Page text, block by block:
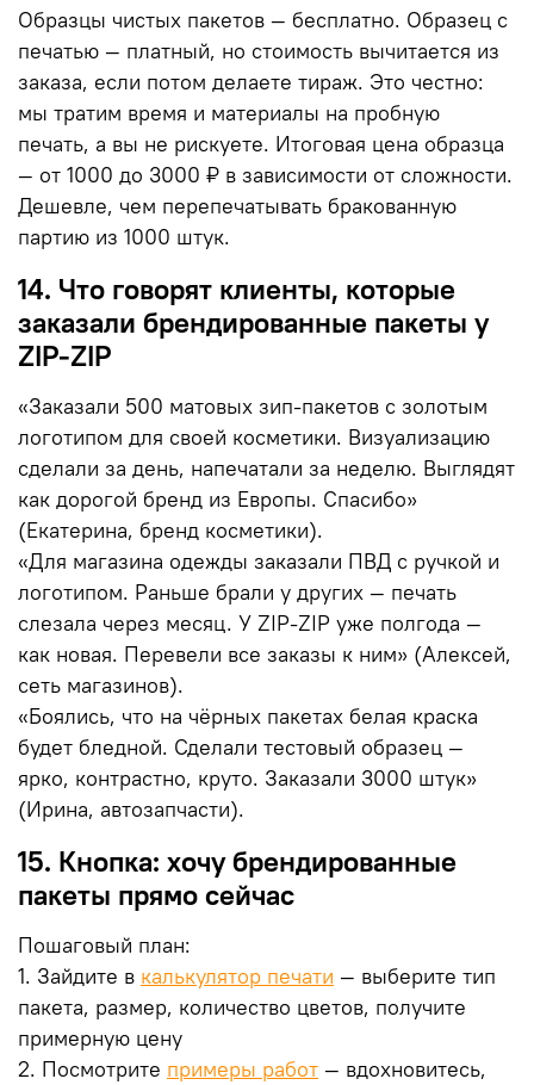
Образцы чистых пакетов — бесплатно. Образец с
печатью — платный, но стоимость вычитается из
заказа, если потом делаете тираж. Это честно:
мы тратим время и материалы на пробную
печать, а вы не рискуете. Итоговая цена образца
— от 1000 до 3000 ₽ в зависимости от сложности.
Дешевле, чем перепечатывать бракованную
партию из 1000 штук.
14. Что говорят клиенты, которые
заказали брендированные пакеты у
ZIP-ZIP
«Заказали 500 матовых зип-пакетов с золотым
логотипом для своей косметики. Визуализацию
сделали за день, напечатали за неделю. Выглядят
как дорогой бренд из Европы. Спасибо»
(Екатерина, бренд косметики).
«Для магазина одежды заказали ПВД с ручкой и
логотипом. Раньше брали у других — печать
слезала через месяц. У ZIP-ZIP уже полгода —
как новая. Перевели все заказы к ним» (Алексей,
сеть магазинов).
«Боялись, что на чёрных пакетах белая краска
будет бледной. Сделали тестовый образец —
ярко, контрастно, круто. Заказали 3000 штук»
(Ирина, автозапчасти).
15. Кнопка: хочу брендированные
пакеты прямо сейчас
Пошаговый план:
1. Зайдите в калькулятор печати — выберите тип
пакета, размер, количество цветов, получите
примерную цену
2. Посмотрите примеры работ — вдохновитесь,